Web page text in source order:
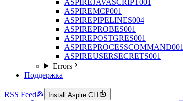
ASPIREMCP001
ASPIREPIPELINES004
ASPIREPROBES001
ASPIREPOSTGRES001
ASPIREPROCESSCOMMAND001
ASPIREUSERSECRETS001
Errors
Поддержка
RSS Feed Install Aspire CLI